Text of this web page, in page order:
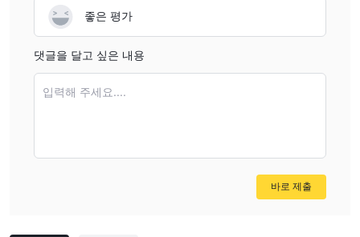
좋은 평가
댓글을 달고 싶은 내용
입력해 주세요....
바로 제출